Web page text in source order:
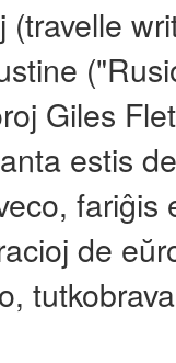
(travelle
Giles
estis
de